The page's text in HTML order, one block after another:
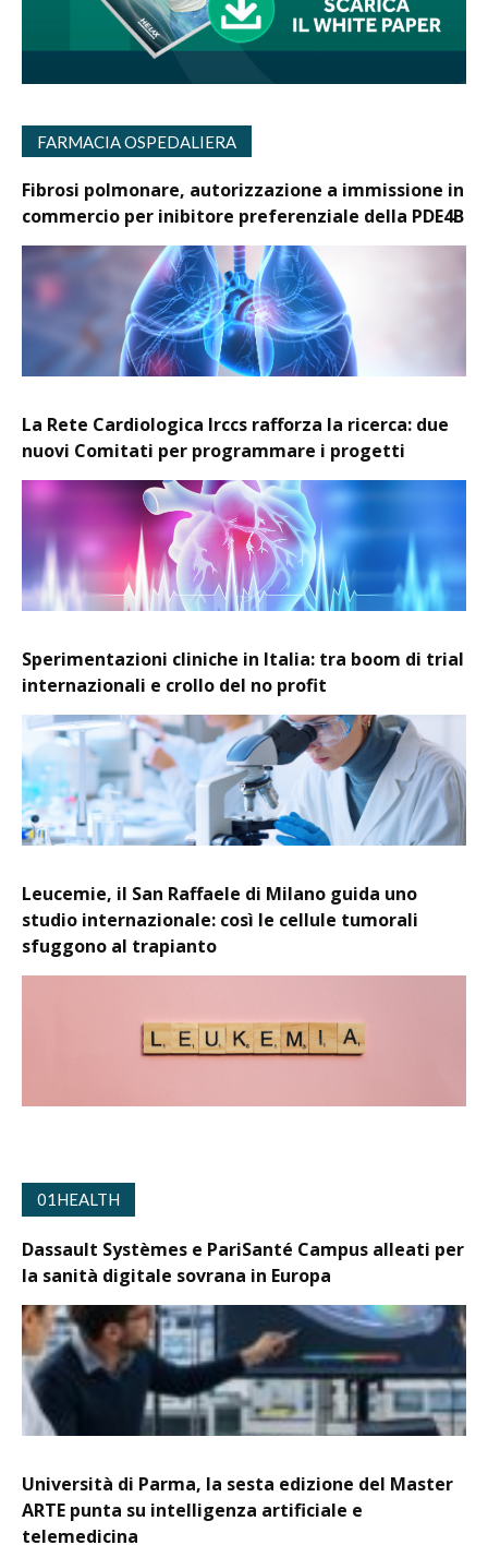
FARMACIA OSPEDALIERA
Fibrosi polmonare, autorizzazione a immissione in
commercio per inibitore preferenziale della PDE4B
La Rete Cardiologica Irccs rafforza la ricerca: due
nuovi Comitati per programmare i progetti
Sperimentazioni cliniche in Italia: tra boom di trial
internazionali e crollo del no profit
Leucemie, il San Raffaele di Milano guida uno
studio internazionale: così le cellule tumorali
sfuggono al trapianto
01HEALTH
Dassault Systèmes e PariSanté Campus alleati per
la sanità digitale sovrana in Europa
Università di Parma, la sesta edizione del Master
ARTE punta su intelligenza artificiale e
telemedicina